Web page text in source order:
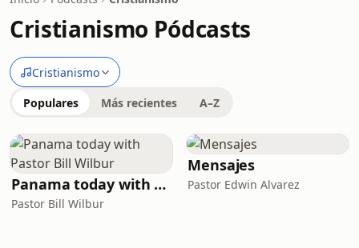
Cristianismo Pódcasts
Cristianismo
Populares Más recientes A–Z
Panama today with Pastor Bill Wilbur
Pastor Bill Wilbur
Mensajes
Pastor Edwin Alvarez